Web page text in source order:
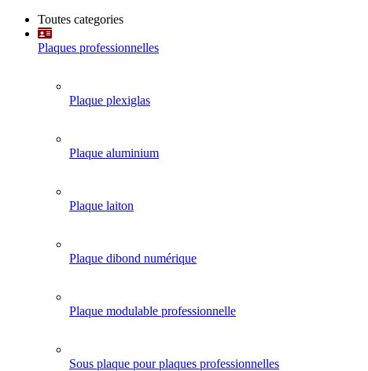
Toutes categories
Plaques professionnelles
Plaque plexiglas
Plaque aluminium
Plaque laiton
Plaque dibond numérique
Plaque modulable professionnelle
Sous plaque pour plaques professionnelles